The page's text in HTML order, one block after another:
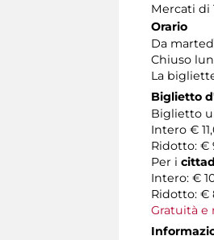
Mercati di
Orario
Da
Chiuso
La
Biglietto
Biglietto
Intero €
Ridotto: €
Per i
Intero: €
Ridotto: €
Gratuità e